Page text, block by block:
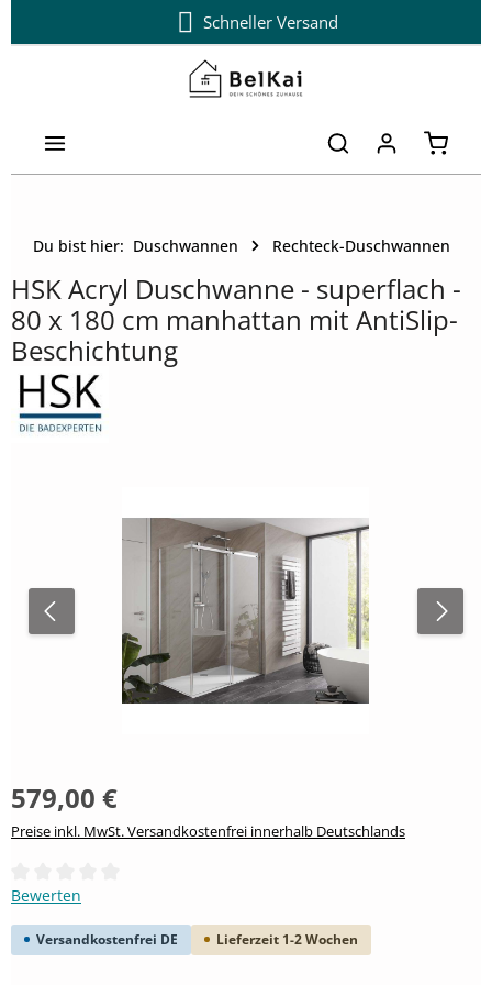
Zum Hauptinhalt springenSchneller Versand
Du bist hier: Duschwannen Rechteck-Duschwannen
HSK Acryl Duschwanne - superflach -
80 x 180 cm manhattan mit AntiSlip-
Beschichtung
579,00 €
Preise inkl. MwSt. Versandkostenfrei innerhalb Deutschlands
Durchschnittliche Bewertung von 0 von 5 Sternen
Bewerten
Versandkostenfrei DE Lieferzeit 1-2 Wochen